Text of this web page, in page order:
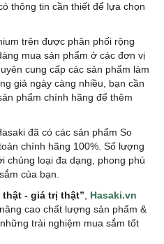
thông tin cần thiết để lựa chọn
trên được phân phối rộng
mua sản phẩm ở các đơn vị
cung cấp các sản phẩm làm
giả ngày càng nhiều, bạn cần
phẩm chính hãng để thêm
đã có các sản phẩm So
chính hãng 100%. Số lượng
chủng loại đa dạng, phong phú
của bạn.
- giá trị thật”
Hasaki.vn
cao chất lượng sản phẩm &
trải nghiệm mua sắm tốt